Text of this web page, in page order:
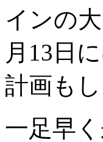
インの
月13日
計画も
一足早